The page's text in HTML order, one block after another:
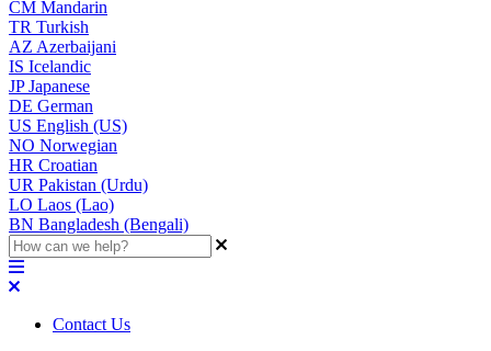
CM Mandarin
TR Turkish
AZ Azerbaijani
IS Icelandic
JPJapanese
DE German
US English (US)
NO Norwegian
HR Croatian
UR Pakistan (Urdu)
LO Laos (Lao)
BN Bangladesh (Bengali)
Contact Us